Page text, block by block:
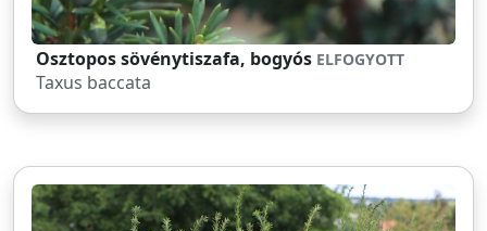
Osztopos sövénytiszafa, bogyós ELFOGYOTT
Taxus baccata